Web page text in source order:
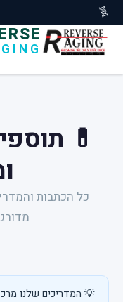
🧬
💊
כל הכתבות
💡 המדריכים שלנו